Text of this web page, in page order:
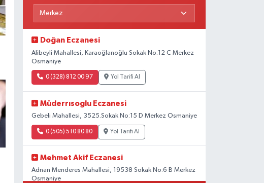
Doğan Eczanesi
Alibeyli Mahallesi, Karaoğlanoğlu Sokak No:12 C Merkez
Osmaniye
0 (328) 812 00 97 Yol Tarifi Al
Müderrısoglu Eczanesi
Gebeli Mahallesi, 3525.Sokak No:15 D Merkez Osmaniye
0 (505) 510 80 80 Yol Tarifi Al
Mehmet Akif Eczanesi
Adnan Menderes Mahallesi, 19538 Sokak No:6 B Merkez
Osmaniye